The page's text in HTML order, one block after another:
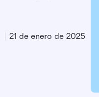
21 de enero de 2025